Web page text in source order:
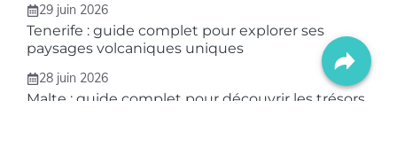
29 juin 2026
Tenerife : guide complet pour explorer ses
paysages volcaniques uniques
28 juin 2026
Malte : guide complet pour découvrir les trésors